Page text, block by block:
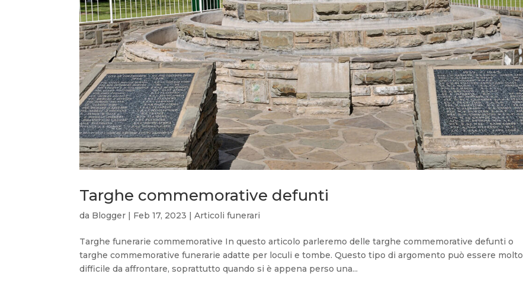
Targhe commemorative defunti
da Blogger | Feb 17, 2023 |Articoli funerari
Targhe funerarie commemorative In questo articolo parleremo delle targhe commemorative defunti o
targhe commemorative funerarie adatte per loculi e tombe. Questo tipo di argomento può essere molto
difficile da affrontare, soprattutto quando si è appena perso una...